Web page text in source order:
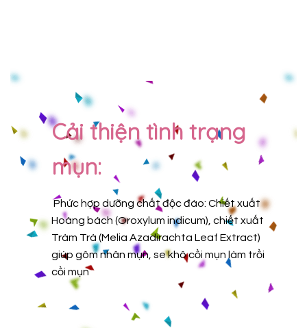
Cải thiện tình trạng
mụn:
Phức hợp dưỡng chất độc đáo: Chiết xuất
Hoàng bách (Oroxylum indicum), chiết xuất
Tràm Trà (Melia Azadirachta Leaf Extract)
giúp gôm nhân mụn, se khô cồi mụn làm trồi
cồi mụn